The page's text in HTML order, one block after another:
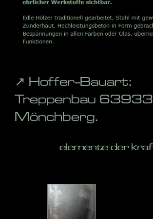
↗️ Hoffer-Bauart:
Treppenbau 63933
Mönchberg.